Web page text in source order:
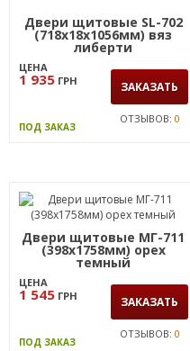
Двери щитовые SL-702
(718х18х1056мм) вяз
ЦЕНА
ЗАКАЗАТЬ
Двери щитовые МГ-711
(398х1758мм) орех
ЦЕНА
ЗАКАЗАТЬ